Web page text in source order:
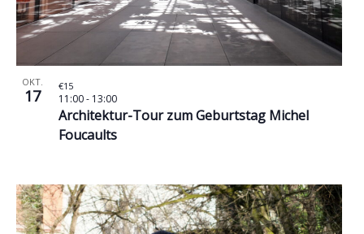
OKT.
17
Architektur-Tour zum Geburtstag Michel
Foucaults
11:00- 13:00
€15